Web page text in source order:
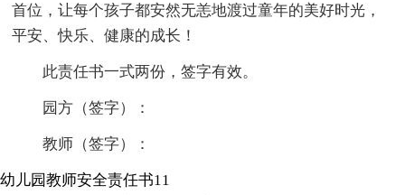
首位，让每个孩子都安然无恙地渡过童年的美好时光，
平安、快乐、健康的成长！
此责任书一式两份，签字有效。
园方（签字）：
教师（签字）：
幼儿园教师安全责任书11